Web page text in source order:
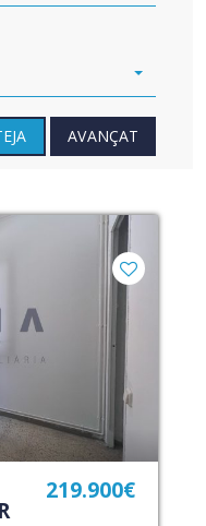
AVANÇAT
219.900€